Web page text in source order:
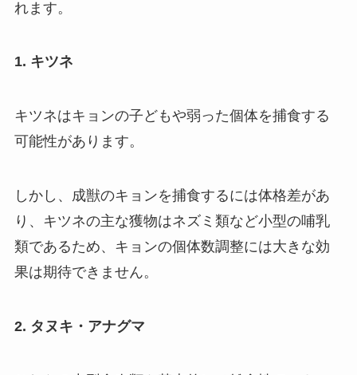
れます。
1. キツネ
キツネはキョンの子どもや弱った個体を捕食する
可能性があります。
しかし、成獣のキョンを捕食するには体格差があ
り、キツネの主な獲物はネズミ類など小型の哺乳
類であるため、キョンの個体数調整には大きな効
果は期待できません。
2. タヌキ・アナグマ